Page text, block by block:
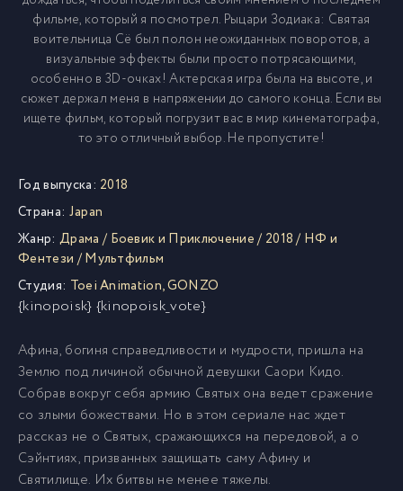
фильме, который я посмотрел. Рыцари Зодиака: Святая
воительница Сё был полон неожиданных поворотов, а
визуальные эффекты были просто потрясающими,
особенно в 3D-очках! Актерская игра была на высоте, и
сюжет держал меня в напряжении до самого конца. Если вы
ищете фильм, который погрузит вас в мир кинематографа,
то это отличный выбор. Не пропустите!
Год выпуска: 2018
Страна: Japan
Жанр: Драма / Боевик и Приключение/ 2018/ НФ и
Фентези /Мультфильм
Студия: Toei Animation,GONZO
{kinopoisk} {kinopoisk_vote}
Афина, богиня справедливости и мудрости, пришла на
Землю под личиной обычной девушки Саори Кидо.
Собрав вокруг себя армию Святых она ведет сражение
со злыми божествами. Но в этом сериале нас ждет
рассказ не о Святых, сражающихся на передовой, а о
Сэйнтиях, призванных защищать саму Афину и
Святилище. Их битвы не менее тяжелы.